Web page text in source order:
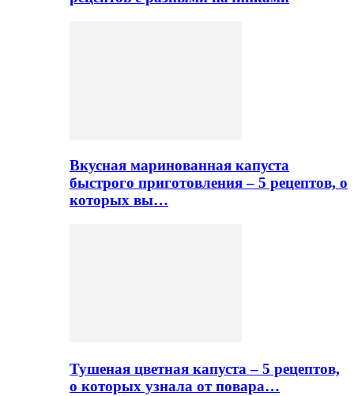
Вкусная маринованная капуста
быстрого приготовления – 5 рецептов, о
которых вы…
Тушеная цветная капуста – 5 рецептов,
о которых узнала от повара…